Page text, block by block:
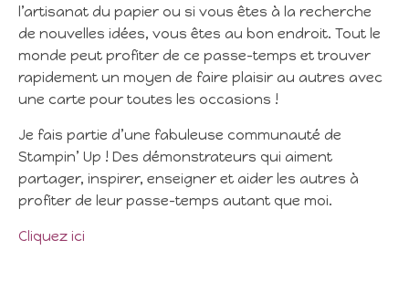
l’artisanat du papier ou si vous êtes à la recherche
de nouvelles idées, vous êtes au bon endroit. Tout le
monde peut profiter de ce passe-temps et trouver
rapidement un moyen de faire plaisir au autres avec
une carte pour toutes les occasions !
Je fais partie d’une fabuleuse communauté de
Stampin’ Up ! Des démonstrateurs qui aiment
partager, inspirer, enseigner et aider les autres à
profiter de leur passe-temps autant que moi.
Cliquez ici